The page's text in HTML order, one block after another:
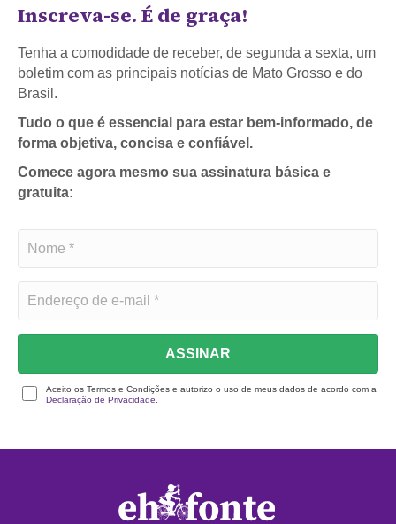
Inscreva-se. É de graça!
Tenha a comodidade de receber, de segunda a sexta, um
boletim com as principais notícias de Mato Grosso e do
Brasil.
Tudo o que é essencial para estar bem-informado, de
forma objetiva, concisa e confiável.
Comece agora mesmo sua assinatura básica e
gratuita:
ASSINAR
Aceito os Termos e Condições e autorizo o uso de meus dados de acordo com a
Declaração de Privacidade.